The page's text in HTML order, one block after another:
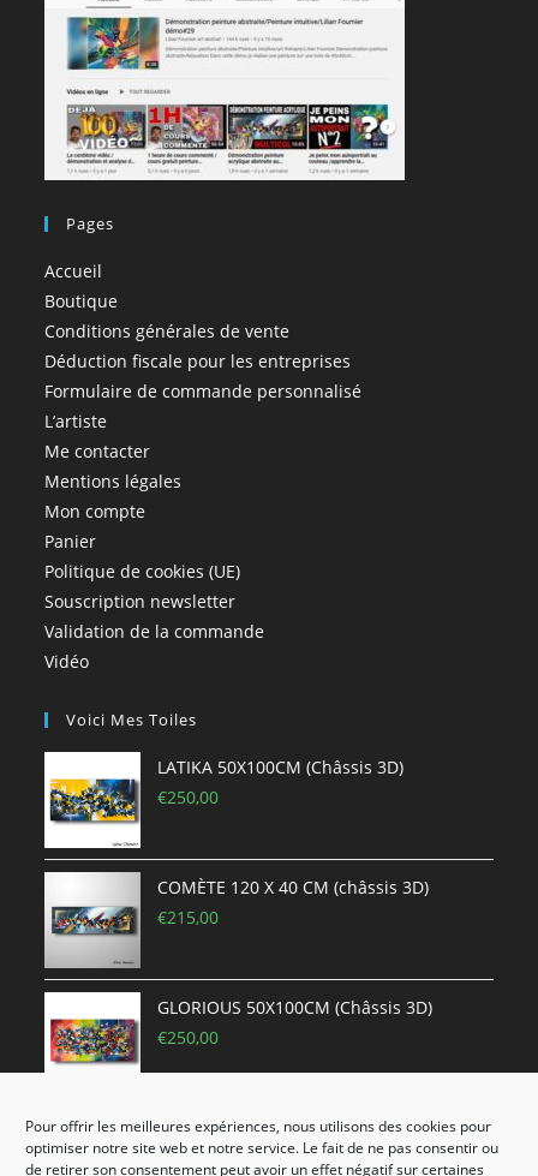
Pour offrir les meilleures expériences, nous utilisons des cookies pour
optimiser notre site web et notre service. Le fait de ne pas consentir ou
de retirer son consentement peut avoir un effet négatif sur certaines
Pages
Accueil
Boutique
Conditions générales de vente
Déduction fiscale pour les entreprises
Formulaire de commande personnalisé
L’artiste
Me contacter
Mentions légales
Mon compte
Panier
Politique de cookies (UE)
Souscription newsletter
Validation de la commande
Vidéo
Voici Mes Toiles
LATIKA 50X100CM (Châssis 3D)
€250,00
COMÈTE 120 X 40 CM (châssis 3D)
€215,00
GLORIOUS 50X100CM (Châssis 3D)
€250,00
FLAMENCO 50x50cm (châssis épais)
€115,00